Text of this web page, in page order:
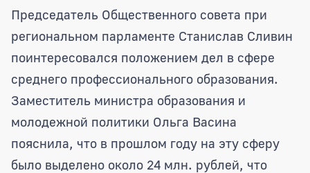
Председатель Общественного совета при
региональном парламенте Станислав Сливин
поинтересовался положением дел в сфере
среднего профессионального образования.
Заместитель министра образования и
молодежной политики Ольга Васина
пояснила, что в прошлом году на эту сферу
было выделено около 24 млн. рублей, что